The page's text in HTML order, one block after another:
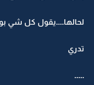
لحالها....يقول كل شي
تدري
.....